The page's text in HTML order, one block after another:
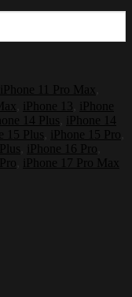
iPhone 11 Pro Max
iPhone 13
iPhone
14 Plus
iPhone 14
15 Plus iPhone 15 Pro
iPhone 16 Pro
iPhone 17 Pro Max